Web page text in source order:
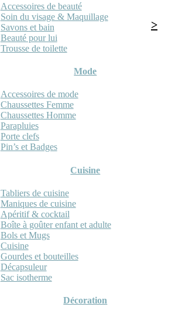
Accessoires de beauté
Soin du visage & Maquillage
Savons et bain
Beauté pour lui
Trousse de toilette
Mode
Accessoires de mode
Chaussettes Femme
Chaussettes Homme
Parapluies
Porte clefs
Pin’s et Badges
Cuisine
Tabliers de cuisine
Maniques de cuisine
Apéritif & cocktail
Boîte à goûter enfant et adulte
Bols et Mugs
Cuisine
Gourdes et bouteilles
Décapsuleur
Sac isotherme
Décoration